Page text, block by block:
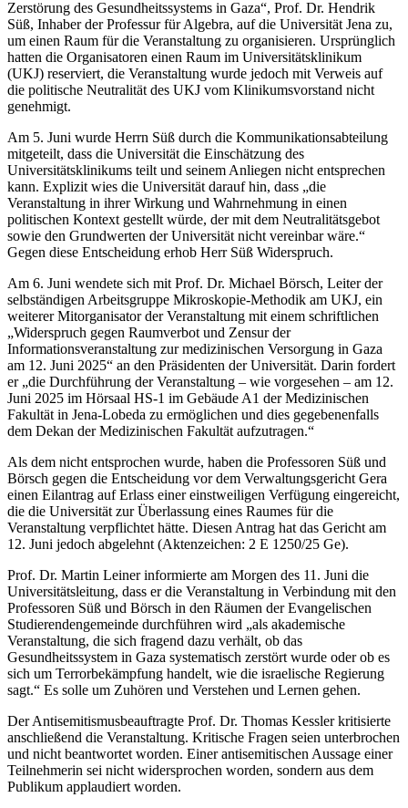
Zerstörung des Gesundheitssystems in Gaza“, Prof. Dr. Hendrik
Süß, Inhaber der Professur für Algebra, auf die Universität Jena zu,
um einen Raum für die Veranstaltung zu organisieren. Ursprünglich
hatten die Organisatoren einen Raum im Universitätsklinikum
(UKJ) reserviert, die Veranstaltung wurde jedoch mit Verweis auf
die politische Neutralität des UKJ vom Klinikumsvorstand nicht
genehmigt.
Am 5. Juni wurde Herrn Süß durch die Kommunikationsabteilung
mitgeteilt, dass die Universität die Einschätzung des
Universitätsklinikums teilt und seinem Anliegen nicht entsprechen
kann. Explizit wies die Universität darauf hin, dass „die
Veranstaltung in ihrer Wirkung und Wahrnehmung in einen
politischen Kontext gestellt würde, der mit dem Neutralitätsgebot
sowie den Grundwerten der Universität nicht vereinbar wäre.“
Gegen diese Entscheidung erhob Herr Süß Widerspruch.
Am 6. Juni wendete sich mit Prof. Dr. Michael Börsch, Leiter der
selbständigen Arbeitsgruppe Mikroskopie-Methodik am UKJ, ein
weiterer Mitorganisator der Veranstaltung mit einem schriftlichen
„Widerspruch gegen Raumverbot und Zensur der
Informationsveranstaltung zur medizinischen Versorgung in Gaza
am 12. Juni 2025“ an den Präsidenten der Universität. Darin fordert
er „die Durchführung der Veranstaltung – wie vorgesehen – am 12.
Juni 2025 im Hörsaal HS-1 im Gebäude A1 der Medizinischen
Fakultät in Jena-Lobeda zu ermöglichen und dies gegebenenfalls
dem Dekan der Medizinischen Fakultät aufzutragen.“
Als dem nicht entsprochen wurde, haben die Professoren Süß und
Börsch gegen die Entscheidung vor dem Verwaltungsgericht Gera
einen Eilantrag auf Erlass einer einstweiligen Verfügung eingereicht,
die die Universität zur Überlassung eines Raumes für die
Veranstaltung verpflichtet hätte. Diesen Antrag hat das Gericht am
12. Juni jedoch abgelehnt (Aktenzeichen: 2 E 1250/25 Ge).
Prof. Dr. Martin Leiner informierte am Morgen des 11. Juni die
Universitätsleitung, dass er die Veranstaltung in Verbindung mit den
Professoren Süß und Börsch in den Räumen der Evangelischen
Studierendengemeinde durchführen wird „als akademische
Veranstaltung, die sich fragend dazu verhält, ob das
Gesundheitssystem in Gaza systematisch zerstört wurde oder ob es
sich um Terrorbekämpfung handelt, wie die israelische Regierung
sagt.“ Es solle um Zuhören und Verstehen und Lernen gehen.
Der Antisemitismusbeauftragte Prof. Dr. Thomas Kessler kritisierte
anschließend die Veranstaltung. Kritische Fragen seien unterbrochen
und nicht beantwortet worden. Einer antisemitischen Aussage einer
Teilnehmerin sei nicht widersprochen worden, sondern aus dem
Publikum applaudiert worden.